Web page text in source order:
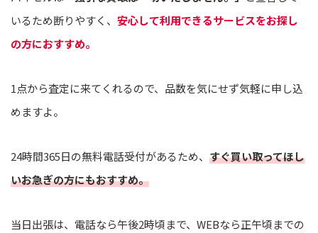
いるため断りやすく、 安心して利用できるサービスをお探し
の方におすすめ。
1点から査定に来てくれるので、品数を気にせず気軽に申し込
めますよ。
24時間365日の無料電話受付があるため、 すぐ買い取ってほし
いお急ぎの方にもおすすめ。
当日出張は、電話なら午後2時頃まで、WEBなら正午頃までの